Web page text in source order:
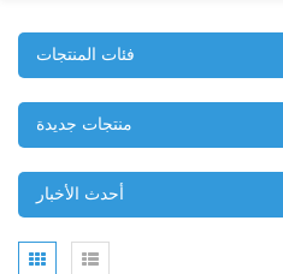
فئات المنتجات
منتجات جديدة
أحدث الأخبار